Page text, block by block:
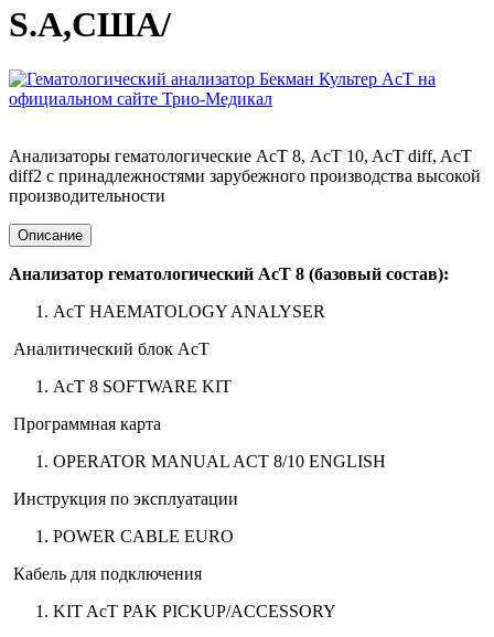
S.A,США/
Анализаторы гематологические АсТ 8, AcT 10, AcT diff, AcT
diff2 с принадлежностями зарубежного производства высокой
производительности
Описание
Анализатор гематологический АсТ 8 (базовый состав):
AсT HAEMATOLOGY ANALYSER
Аналитический блок АсТ
AсT 8 SOFTWARE KIT
Программная карта
OPERATOR MANUAL ACT 8/10 ENGLISH
Инструкция по эксплуатации
POWER CABLE EURO
Кабель для подключения
KIT AcT PAK PICKUP/ACCESSORY